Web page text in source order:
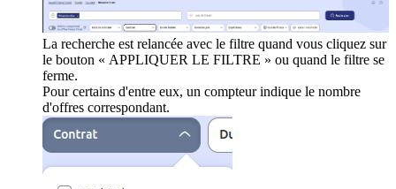
La recherche est relancée avec le filtre quand vous cliquez sur
le bouton « APPLIQUER LE FILTRE » ou quand le filtre se
ferme.
Pour certains d'entre eux, un compteur indique le nombre
d'offres correspondant.